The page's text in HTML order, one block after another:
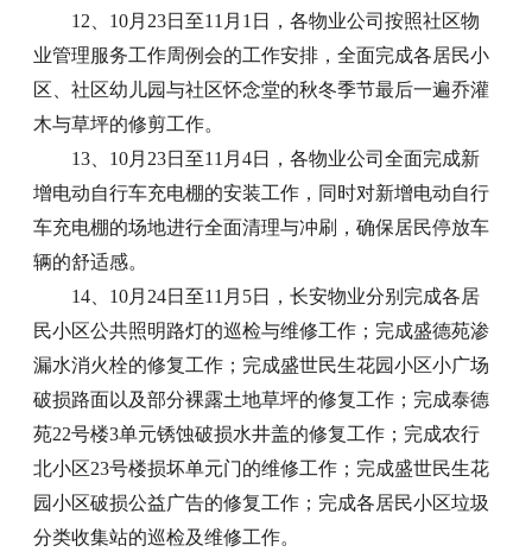
12、10月23日至11月1日，各物业公司按照社区物
业管理服务工作周例会的工作安排，全面完成各居民小
区、社区幼儿园与社区怀念堂的秋冬季节最后一遍乔灌
木与草坪的修剪工作。
13、10月23日至11月4日，各物业公司全面完成新
增电动自行车充电棚的安装工作，同时对新增电动自行
车充电棚的场地进行全面清理与冲刷，确保居民停放车
辆的舒适感。
14、10月24日至11月5日，长安物业分别完成各居
民小区公共照明路灯的巡检与维修工作；完成盛德苑渗
漏水消火栓的修复工作；完成盛世民生花园小区小广场
破损路面以及部分裸露土地草坪的修复工作；完成泰德
苑22号楼3单元锈蚀破损水井盖的修复工作；完成农行
北小区23号楼损坏单元门的维修工作；完成盛世民生花
园小区破损公益广告的修复工作；完成各居民小区垃圾
分类收集站的巡检及维修工作。